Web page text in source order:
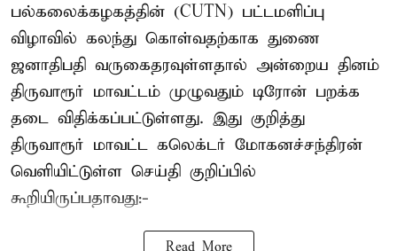
பல்கலைக்கழகத்தின் (CUTN) பட்டமளிப்பு
விழாவில் கலந்து கொள்வதற்காக துணை
ஜனாதிபதி வருகைதரவுள்ளதால் அன்றைய தினம்
திருவாரூர் மாவட்டம் முழுவதும் டிரோன் பறக்க
தடை விதிக்கப்பட்டுள்ளது. இது குறித்து
திருவாரூர் மாவட்ட கலெக்டர் மோகனச்சந்திரன்
வெளியிட்டுள்ள செய்தி குறிப்பில்
கூறியிருப்பதாவது:-
Read More